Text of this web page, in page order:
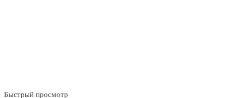
Быстрый просмотр